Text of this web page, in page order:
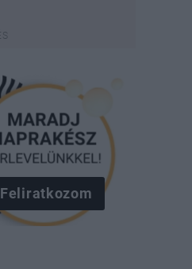
Feliratkozom